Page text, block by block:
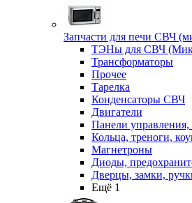
Запчасти для печи СВЧ
ТЭНы для СВЧ
Трансформаторы
Прочее
Тарелка
Конденсаторы СВЧ
Двигатели
Панели
Кольца, треноги,
Магнетроны
Диоды,
Дверцы, замки,
Ещё 1